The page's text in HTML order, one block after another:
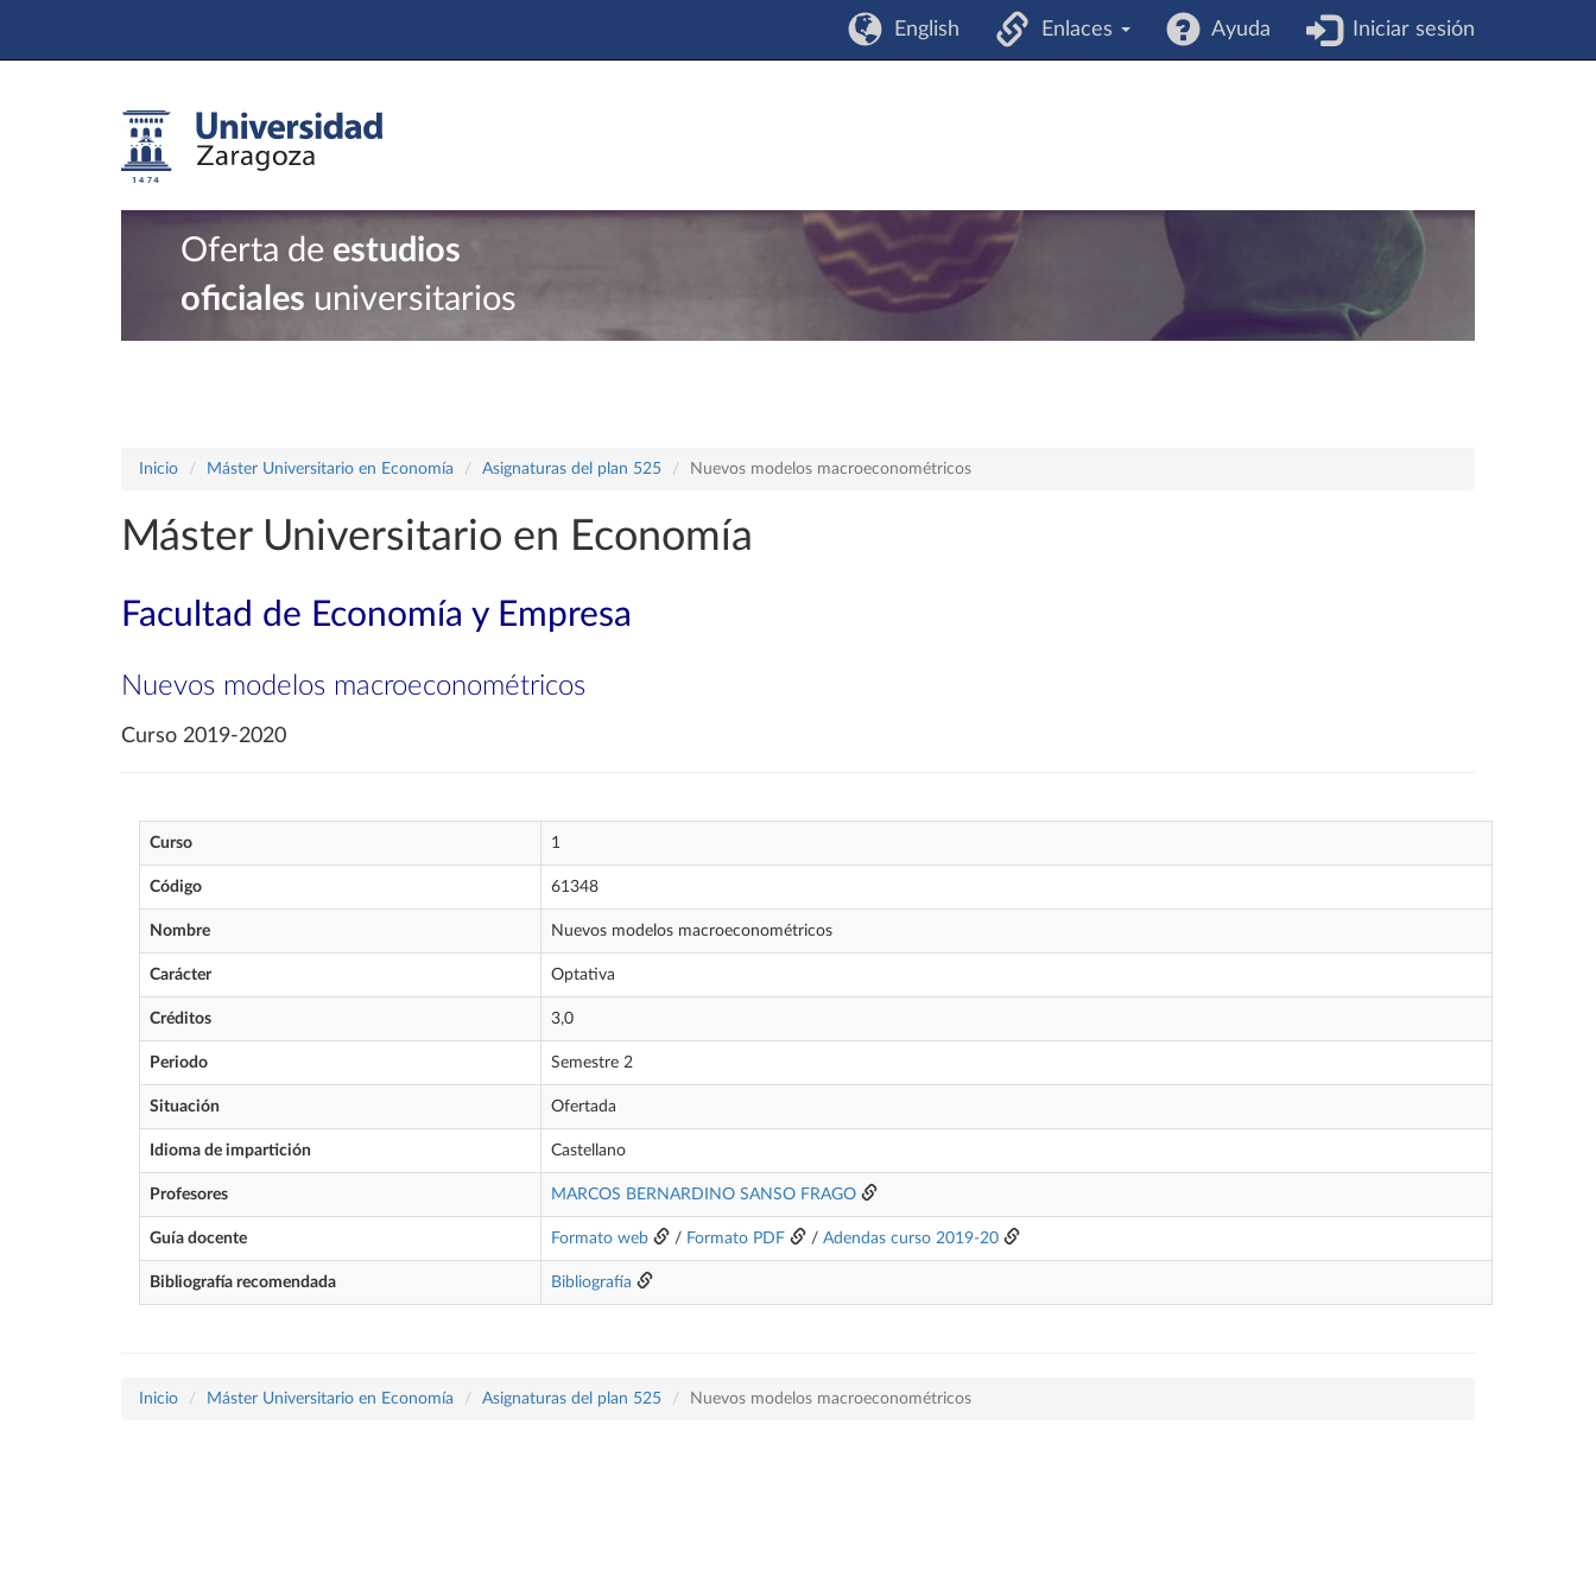
English Enlaces Ayuda Iniciar sesión
Oferta de estudios
oficiales universitarios
Inicio Máster Universitario en Economía Asignaturas del plan 525 Nuevos modelos macroeconométricos
Máster Universitario en Economía
Facultad de Economía y Empresa
Nuevos modelos macroeconométricos
Curso 2019-2020
Curso 1
Código 61348
Nombre Nuevos modelos macroeconométricos
Carácter Optativa
Créditos 3,0
Periodo Semestre 2
Situación Ofertada
Idioma de impartición Castellano
Profesores MARCOS BERNARDINO SANSO FRAGO
Guía docente Formato web / Formato PDF / Adendas curso 2019-20
Bibliografía recomendada Bibliografía
Inicio Máster Universitario en Economía Asignaturas del plan 525 Nuevos modelos macroeconométricos